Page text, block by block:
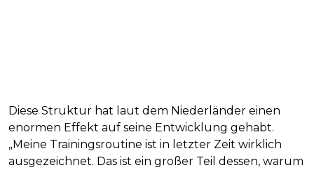
Diese Struktur hat laut dem Niederländer einen
enormen Effekt auf seine Entwicklung gehabt.
„Meine Trainingsroutine ist in letzter Zeit wirklich
ausgezeichnet. Das ist ein großer Teil dessen, warum